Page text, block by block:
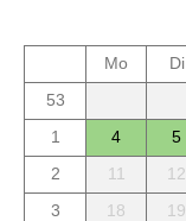
Mo
Di
53
1
4 5
2
11 12
3
18 19